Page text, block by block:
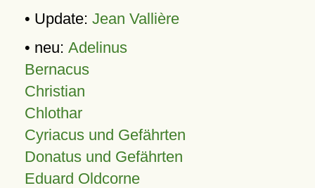
• Update: Jean Vallière
• neu: Adelinus
Bernacus
Christian
Chlothar
Cyriacus und Gefährten
Donatus und Gefährten
Eduard Oldcorne